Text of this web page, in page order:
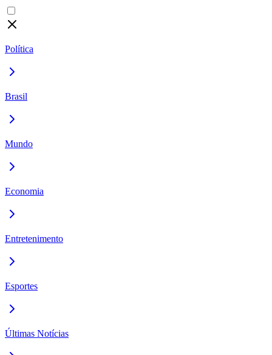
Política
Brasil
Mundo
Economia
Entretenimento
Esportes
Últimas Notícias